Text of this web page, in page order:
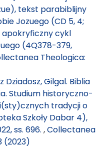
tekst parabiblijny
Jozuego (CD 5, 4;
apokryficzny cykl
(4Q378-379,
Theologica:
Dziadosz, Gilgal. Biblia
Studium historyczno-
tradycji o
Szkoły Dabar 4),
ss. 696. ,Collectanea
(2023)